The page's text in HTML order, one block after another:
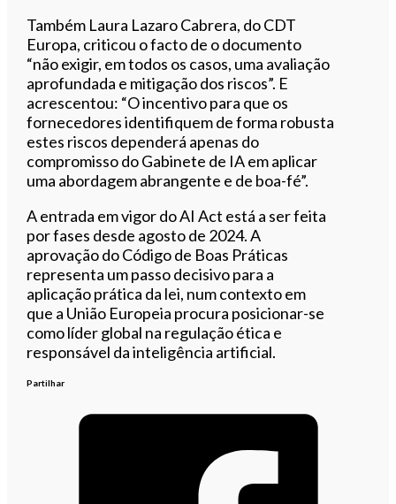
Também Laura Lazaro Cabrera, do CDT
Europa, criticou o facto de o documento
“não exigir, em todos os casos, uma avaliação
aprofundada e mitigação dos riscos”. E
acrescentou: “O incentivo para que os
fornecedores identifiquem de forma robusta
estes riscos dependerá apenas do
compromisso do Gabinete de IA em aplicar
uma abordagem abrangente e de boa-fé”.
A entrada em vigor do AI Act está a ser feita
por fases desde agosto de 2024. A
aprovação do Código de Boas Práticas
representa um passo decisivo para a
aplicação prática da lei, num contexto em
que a União Europeia procura posicionar-se
como líder global na regulação ética e
responsável da inteligência artificial.
Partilhar